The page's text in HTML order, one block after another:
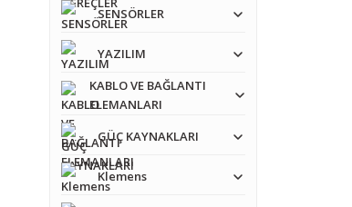
SENSÖRLER
YAZILIM
KABLO VE BAĞLANTI
ELEMANLARI
GÜÇ KAYNAKLARI
Klemens